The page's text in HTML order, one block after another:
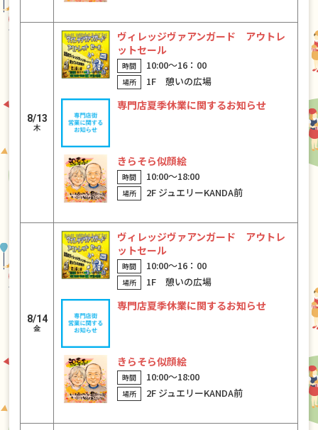
8/13
木
ヴィレッジヴァアンガード アウトレ
ットセール
10:00〜16：00
1F 憩いの広場
専門店夏季休業に関するお知らせ
きらそら似顔絵
10:00〜18:00
2F ジュエリーKANDA前
8/14
金
ヴィレッジヴァアンガード アウトレ
ットセール
10:00〜16：00
1F 憩いの広場
専門店夏季休業に関するお知らせ
きらそら似顔絵
10:00〜18:00
2F ジュエリーKANDA前